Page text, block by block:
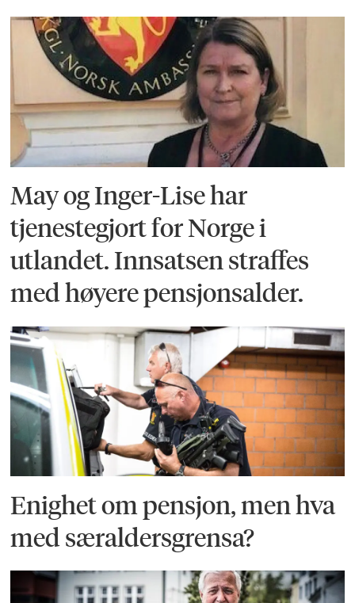
May og Inger-Lise har
tjenestegjort for Norge i
utlandet. Innsatsen straffes
med høyere pensjonsalder.
Enighet om pensjon, men hva
med særaldersgrensa?